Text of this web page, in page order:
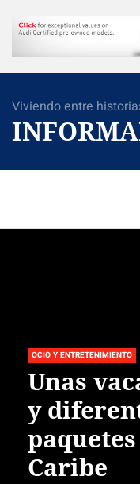
Skip
the
Viviendo entre
OCIO Y ENTRETENIMIENTO
Unas
y
Caribe